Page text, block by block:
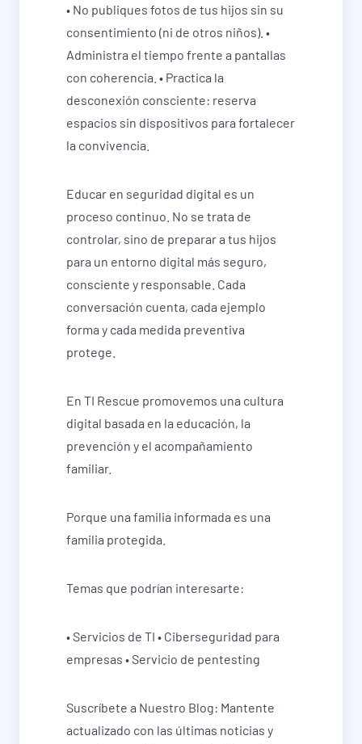
• No publiques fotos de tus hijos sin su
consentimiento (ni de otros niños). •
Administra el tiempo frente a pantallas
con coherencia. • Practica la
desconexión consciente: reserva
espacios sin dispositivos para fortalecer
la convivencia.
Educar en seguridad digital es un
proceso continuo. No se trata de
controlar, sino de preparar a tus hijos
para un entorno digital más seguro,
consciente y responsable. Cada
conversación cuenta, cada ejemplo
forma y cada medida preventiva
protege.
En TI Rescue promovemos una cultura
digital basada en la educación, la
prevención y el acompañamiento
familiar.
Porque una familia informada es una
familia protegida.
Temas que podrían interesarte:
• Servicios de TI • Ciberseguridad para
empresas • Servicio de pentesting
Suscríbete a Nuestro Blog: Mantente
actualizado con las últimas noticias y